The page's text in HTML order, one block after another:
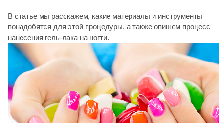
В статье мы расскажем, какие материалы и инструменты
понадобятся для этой процедуры, а также опишем процесс
нанесения гель-лака на ногти.